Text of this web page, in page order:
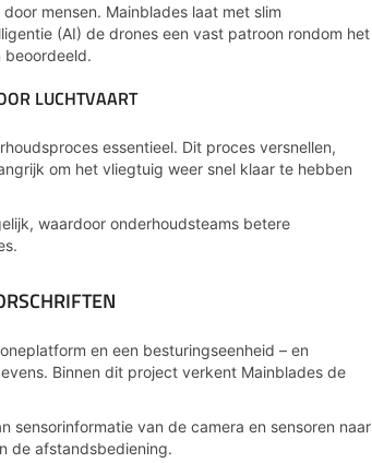
mensen. Mainblades laat met slim
(AI) de drones een vast patroon rondom het
beoordeeld.
LUCHTVAART
essentieel. Dit proces versnellen,
om het vliegtuig weer snel klaar te hebben
waardoor onderhoudsteams betere
en een besturingseenheid – en
Binnen dit project verkent Mainblades de
sensorinformatie van de camera en sensoren naar
de afstandsbediening.